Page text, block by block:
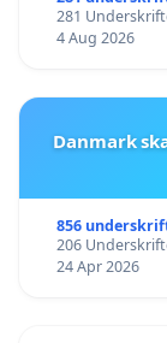
281
4 Aug 2026
Danmark
856
206
24 Apr 2026